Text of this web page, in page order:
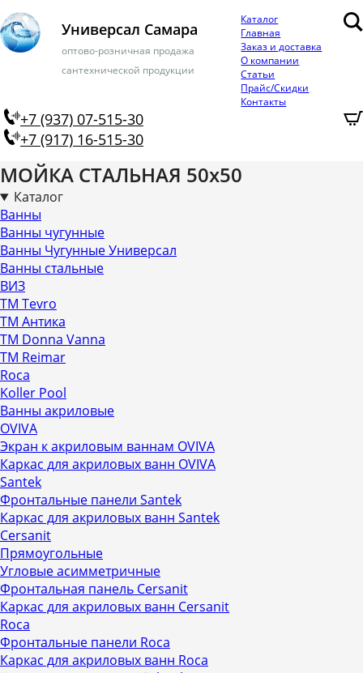
Универсал Самара
оптово-розничная продажа
сантехнической продукции
Каталог
Главная
Заказ и доставка
О компании
Статьи
Прайс/Скидки
Контакты
+7 (937) 07-515-30
+7 (917) 16-515-30
МОЙКА СТАЛЬНАЯ 50х50
Каталог
Ванны
Ванны чугунные
Ванны Чугунные Универсал
Ванны стальные
ВИЗ
ТМ Tevro
ТМ Антика
ТМ Donna Vanna
ТМ Reimar
Roca
Koller Pool
Ванны акриловые
OVIVA
Экран к акриловым ваннам OVIVA
Каркас для акриловых ванн OVIVA
Santek
Фронтальные панели Santek
Каркас для акриловых ванн Santek
Cersanit
Прямоугольные
Угловые асимметричные
Фронтальная панель Cersanit
Каркас для акриловых ванн Cersanit
Roca
Фронтальные панели Roca
Каркас для акриловых ванн Roca